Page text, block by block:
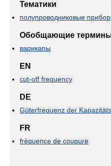
Тематики
полупроводниковые
Обобщающие
варикапы
EN
cut-off frequency
DE
Güterfrequenz der
FR
fréquence de coupure